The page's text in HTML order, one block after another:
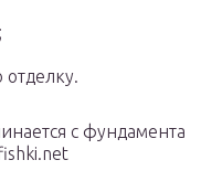
с фундамента